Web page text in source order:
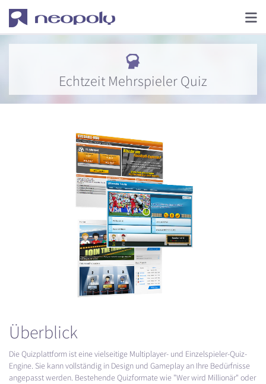
Echtzeit Mehrspieler Quiz
Überblick
Die Quizplattform ist eine vielseitige Multiplayer- und Einzelspieler-Quiz-
Engine. Sie kann vollständig in Design und Gameplay an Ihre Bedürfnisse
angepasst werden. Bestehende Quizformate wie "Wer wird Millionär" oder